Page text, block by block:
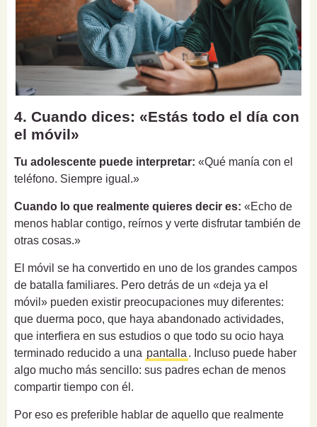
4. Cuando dices: «Estás todo el día con
el móvil»
Tu adolescente puede interpretar: «Qué manía con el
teléfono. Siempre igual.»
Cuando lo que realmente quieres decir es: «Echo de
menos hablar contigo, reírnos y verte disfrutar también de
otras cosas.»
El móvil se ha convertido en uno de los grandes campos
de batalla familiares. Pero detrás de un «deja ya el
móvil» pueden existir preocupaciones muy diferentes:
que duerma poco, que haya abandonado actividades,
que interfiera en sus estudios o que todo su ocio haya
terminado reducido a una pantalla . Incluso puede haber
algo mucho más sencillo: sus padres echan de menos
compartir tiempo con él.
Por eso es preferible hablar de aquello que realmente